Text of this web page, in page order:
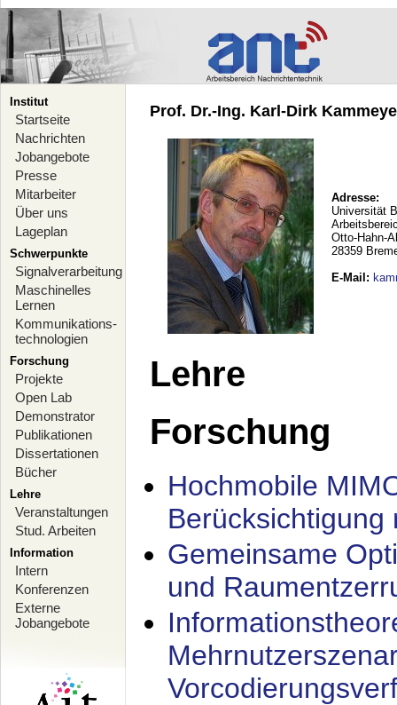
Institut
Startseite
Nachrichten
Jobangebote
Presse
Mitarbeiter
Über uns
Lageplan
Schwerpunkte
Signalverarbeitung
Maschinelles
Lernen
Kommunikations-
technologien
Forschung
Projekte
Open Lab
Demonstrator
Publikationen
Dissertationen
Bücher
Lehre
Veranstaltungen
Stud. Arbeiten
Information
Intern
Konferenzen
Externe
Jobangebote
Prof. Dr.-Ing. Karl-Dirk
Adresse:
Universität
Otto-Hahn-
28359
E-Mail :
Lehre
Forschung
Hochmobile
Berücksichtigung
Gemeinsame
und